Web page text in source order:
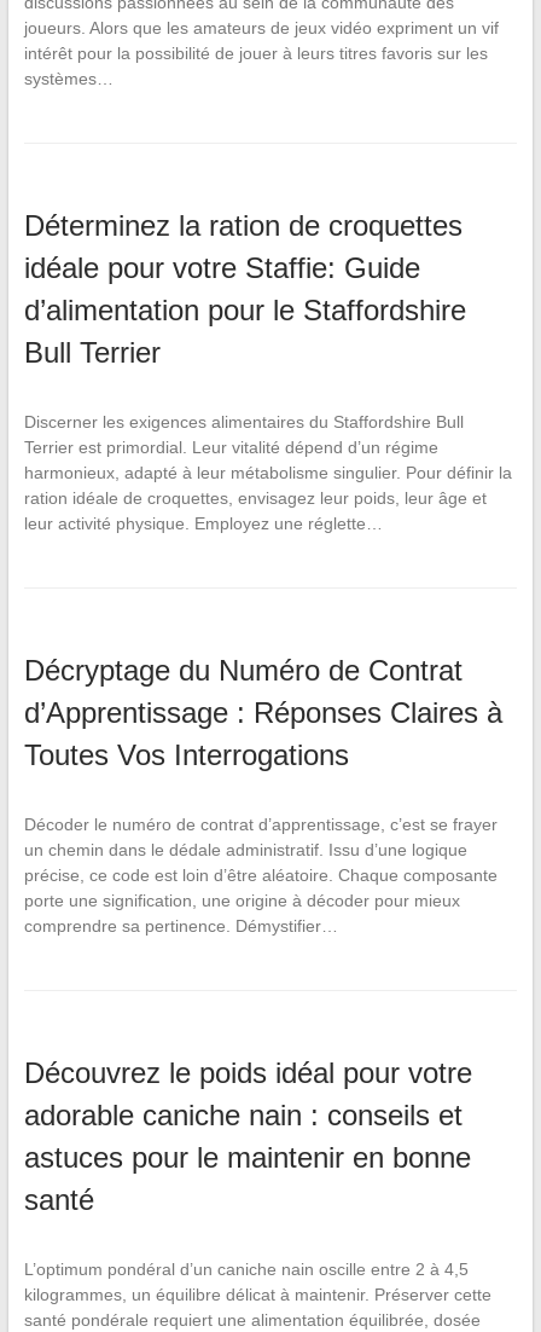
joueurs. Alors que les amateurs de jeux vidéo expriment un vif
intérêt pour la possibilité de jouer à leurs titres favoris sur les
systèmes…
Déterminez la ration de croquettes
idéale pour votre Staffie: Guide
d’alimentation pour le Staffordshire
Bull Terrier
Discerner les exigences alimentaires du Staffordshire Bull
Terrier est primordial. Leur vitalité dépend d’un régime
harmonieux, adapté à leur métabolisme singulier. Pour définir la
ration idéale de croquettes, envisagez leur poids, leur âge et
leur activité physique. Employez une réglette…
Décryptage du Numéro de Contrat
d’Apprentissage : Réponses Claires à
Toutes Vos Interrogations
Décoder le numéro de contrat d’apprentissage, c’est se frayer
un chemin dans le dédale administratif. Issu d’une logique
précise, ce code est loin d’être aléatoire. Chaque composante
porte une signification, une origine à décoder pour mieux
comprendre sa pertinence. Démystifier…
Découvrez le poids idéal pour votre
adorable caniche nain : conseils et
astuces pour le maintenir en bonne
santé
L’optimum pondéral d’un caniche nain oscille entre 2 à 4,5
kilogrammes, un équilibre délicat à maintenir. Préserver cette
santé pondérale requiert une alimentation équilibrée, dosée